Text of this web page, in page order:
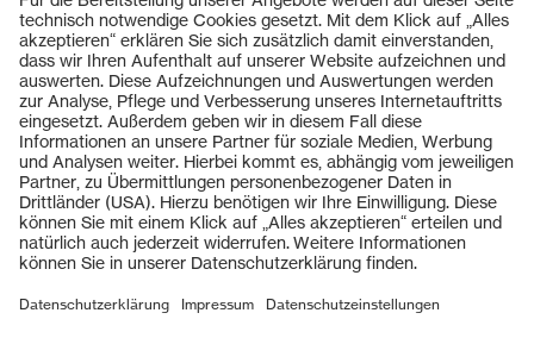
uvex sports
Hiplok
Rainer Winter Stiftung
ZU DEN SHOPS
AGBs Einkaufsbedingungen Vertriebsbedingungen Impressum